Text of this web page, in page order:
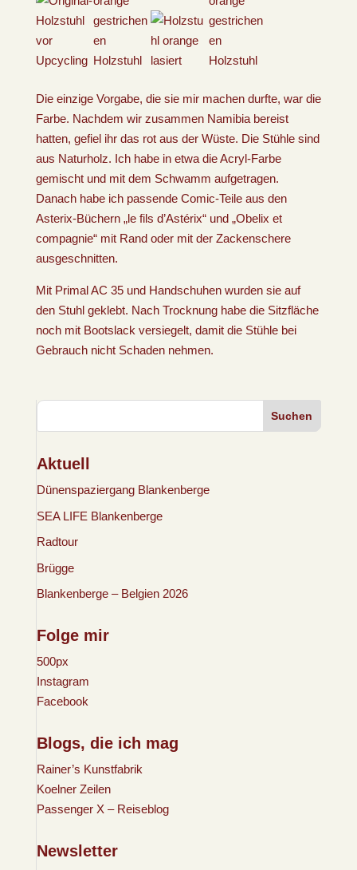
Die einzige Vorgabe, die sie mir machen durfte, war die
Farbe. Nachdem wir zusammen Namibia bereist
hatten, gefiel ihr das rot aus der Wüste. Die Stühle sind
aus Naturholz. Ich habe in etwa die Acryl-Farbe
gemischt und mit dem Schwamm aufgetragen.
Danach habe ich passende Comic-Teile aus den
Asterix-Büchern „le fils d’Astérix“ und „Obelix et
compagnie“ mit Rand oder mit der Zackenschere
ausgeschnitten.
Mit Primal AC 35 und Handschuhen wurden sie auf
den Stuhl geklebt. Nach Trocknung habe die Sitzfläche
noch mit Bootslack versiegelt, damit die Stühle bei
Gebrauch nicht Schaden nehmen.
Suchen
Aktuell
Dünenspaziergang Blankenberge
SEA LIFE Blankenberge
Radtour
Brügge
Blankenberge – Belgien 2026
Folge mir
500px
Instagram
Facebook
Blogs, die ich mag
Rainer’s Kunstfabrik
Koelner Zeilen
Passenger X – Reiseblog
Newsletter